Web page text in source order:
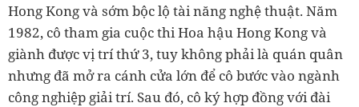
Hong Kong và sớm bộc lộ tài năng nghệ thuật. Năm
1982, cô tham gia cuộc thi Hoa hậu Hong Kong và
giành được vị trí thứ 3, tuy không phải là quán quân
nhưng đã mở ra cánh cửa lớn để cô bước vào ngành
công nghiệp giải trí. Sau đó, cô ký hợp đồng với đài